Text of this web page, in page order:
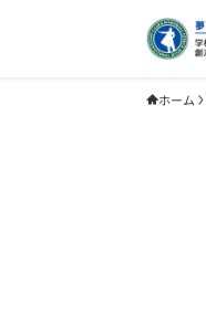
ホーム